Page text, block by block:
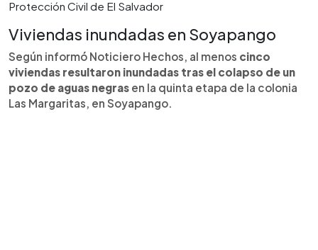
Protección Civil de El Salvador
Viviendas inundadas en Soyapango
Según informó Noticiero Hechos, al menos cinco
viviendas resultaron inundadas tras el colapso de un
pozo de aguas negras en la quinta etapa de la colonia
Las Margaritas, en Soyapango.